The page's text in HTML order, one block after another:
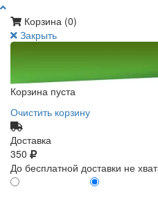
Корзина (0)
Закрыть
Корзина пуста
Очистить корзину
Доставка
350
До бесплатной доставки не